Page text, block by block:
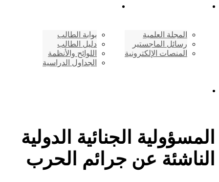
المجلة العلمية
رسائل الماجستير
المنصات الإلكترونية
بوابة الطالب
دليل الطالب
اللوائح والأنظمة
الجداول الدراسية
المسؤولية الجنائية الدولية
الناشئة عن جرائم الحرب